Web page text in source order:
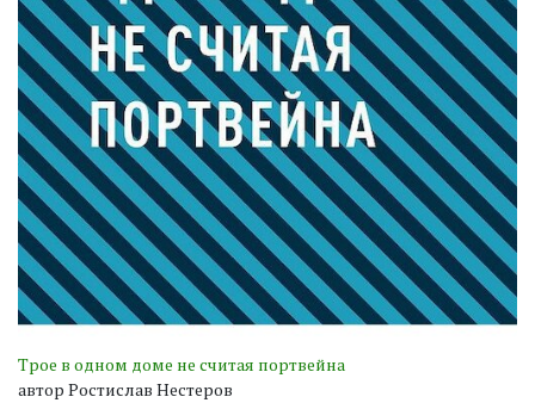
Трое в одном доме не считая портвейна
автор Ростислав Нестеров